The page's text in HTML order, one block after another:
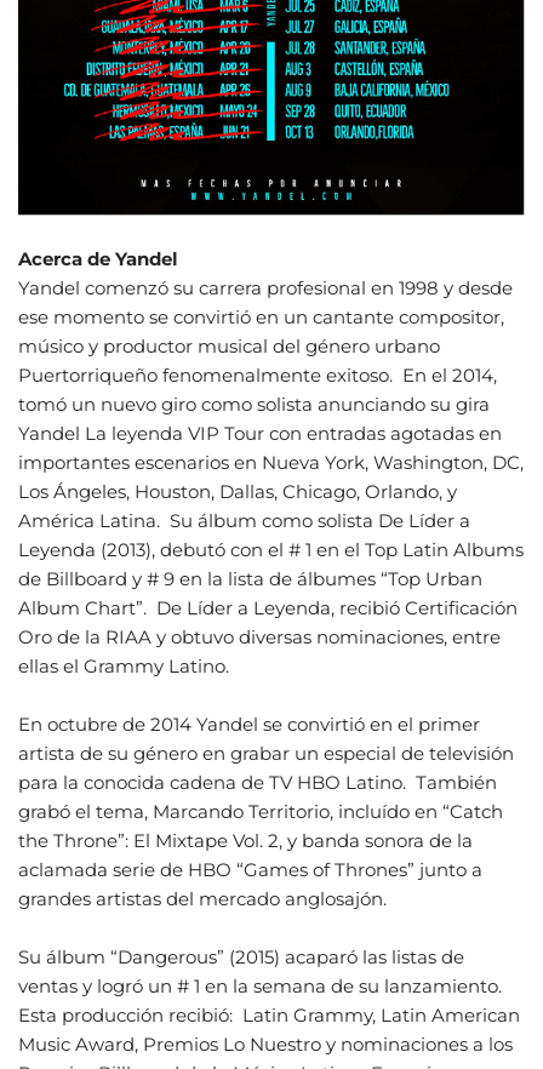
Acerca de Yandel
Yandel comenzó su carrera profesional en 1998 y desde
ese momento se convirtió en un cantante compositor,
músico y productor musical del género urbano
Puertorriqueño fenomenalmente exitoso. En el 2014,
tomó un nuevo giro como solista anunciando su gira
Yandel La leyenda VIP Tour con entradas agotadas en
importantes escenarios en Nueva York, Washington, DC,
Los Ángeles, Houston, Dallas, Chicago, Orlando, y
América Latina. Su álbum como solista De Líder a
Leyenda (2013), debutó con el # 1 en el Top Latin Albums
de Billboard y # 9 en la lista de álbumes “Top Urban
Album Chart”. De Líder a Leyenda, recibió Certificación
Oro de la RIAA y obtuvo diversas nominaciones, entre
ellas el Grammy Latino.
En octubre de 2014 Yandel se convirtió en el primer
artista de su género en grabar un especial de televisión
para la conocida cadena de TV HBO Latino. También
grabó el tema, Marcando Territorio, incluído en “Catch
the Throne”: El Mixtape Vol. 2, y banda sonora de la
aclamada serie de HBO “Games of Thrones” junto a
grandes artistas del mercado anglosajón.
Su álbum “Dangerous” (2015) acaparó las listas de
ventas y logró un # 1 en la semana de su lanzamiento.
Esta producción recibió: Latin Grammy, Latin American
Music Award, Premios Lo Nuestro y nominaciones a los